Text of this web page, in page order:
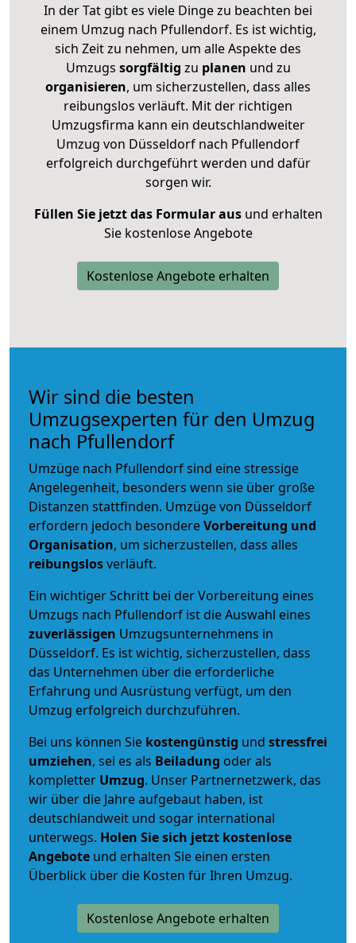
In der Tat gibt es viele Dinge zu beachten bei
einem Umzug nach Pfullendorf. Es ist wichtig,
sich Zeit zu nehmen, um alle Aspekte des
Umzugs sorgfältig zu planen und zu
organisieren, um sicherzustellen, dass alles
reibungslos verläuft. Mit der richtigen
Umzugsfirma kann ein deutschlandweiter
Umzug von Düsseldorf nach Pfullendorf
erfolgreich durchgeführt werden und dafür
sorgen wir.
Füllen Sie jetzt das Formular ausund erhalten
Sie kostenlose Angebote
Kostenlose Angebote erhalten
Wir sind die besten
Umzugsexperten für den Umzug
nach Pfullendorf
Umzüge nach Pfullendorf sind eine stressige
Angelegenheit, besonders wenn sie über große
Distanzen stattfinden. Umzüge von Düsseldorf
erfordern jedoch besondereVorbereitung und
Organisation, um sicherzustellen, dass alles
reibungslosverläuft.
Ein wichtiger Schritt bei der Vorbereitung eines
Umzugs nach Pfullendorf ist die Auswahl eines
zuverlässigen Umzugsunternehmens in
Düsseldorf. Es ist wichtig, sicherzustellen, dass
das Unternehmen über die erforderliche
Erfahrung und Ausrüstung verfügt, um den
Umzug erfolgreich durchzuführen.
Bei uns können Sie kostengünstig und stressfrei
umziehen, sei es als Beiladung oder als
kompletter Umzug. Unser Partnernetzwerk, das
wir über die Jahre aufgebaut haben, ist
deutschlandweit und sogar international
unterwegs. Holen Sie sich jetzt kostenlose
Angebote und erhalten Sie einen ersten
Überblick über die Kosten für Ihren Umzug.
Kostenlose Angebote erhalten